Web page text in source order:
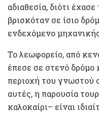
αδιαθεσία, διότι
βρισκόταν σε ίσιο
ενδεχόμενο
Το λεωφορείο, από
έπεσε σε στενό δρόμο
περιοχή του γνωστού
αυτές, η παρουσία
καλοκαίρι– είναι